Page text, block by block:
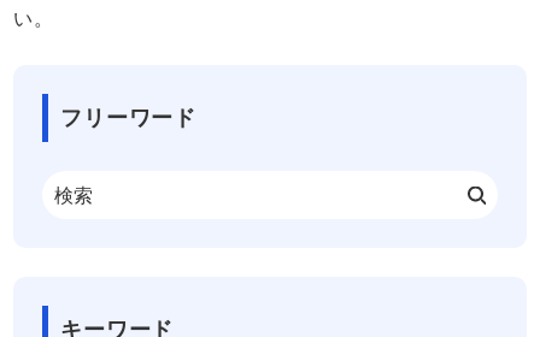
い。
フリーワード
キーワード